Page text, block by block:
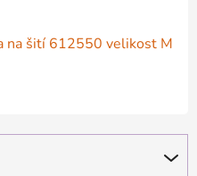
na šití 612550 velikost M